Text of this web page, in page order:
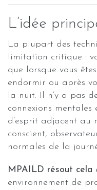
L’idée
La plupart des
limitation critique :
que lorsque vous
endormir ou après
la nuit. Il n’y a pas
connexions
d’esprit adjacent au
conscient,
normales de la
MPAILD résout cela
environnement de